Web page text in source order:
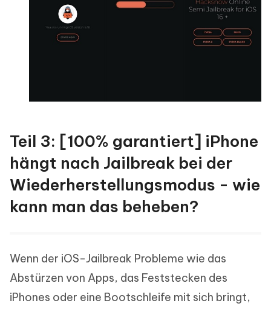
Teil 3: [100% garantiert] iPhone
hängt nach Jailbreak bei der
Wiederherstellungsmodus - wie
kann man das beheben?
Wenn der iOS-Jailbreak Probleme wie das
Abstürzen von Apps, das Feststecken des
iPhones oder eine Bootschleife mit sich bringt,